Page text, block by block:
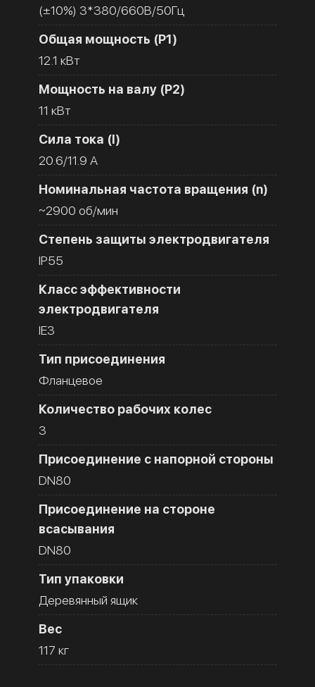
(±10%) 3*380/660В/50Гц
Общая мощность (Р1)
12.1 кВт
Мощность на валу (Р2)
11 кВт
Сила тока (I)
20.6/11.9 A
Номинальная частота вращения (n)
~2900 об/мин
Степень защиты электродвигателя
IP55
Класс эффективности
электродвигателя
IE3
Тип присоединения
Фланцевое
Количество рабочих колес
3
Присоединение с напорной стороны
DN80
Присоединение на стороне
всасывания
DN80
Тип упаковки
Деревянный ящик
Вес
117 кг